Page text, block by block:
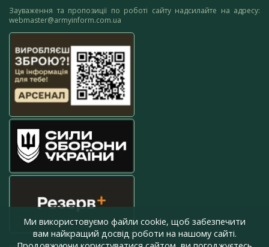
Зауваження та пропозиції по роботі сайту надсилайте на адресу:
webmaster@armyinform.com.ua
Ми використовуємо файли cookie, щоб забезпечити
вам найкращий досвід роботи на нашому сайті.